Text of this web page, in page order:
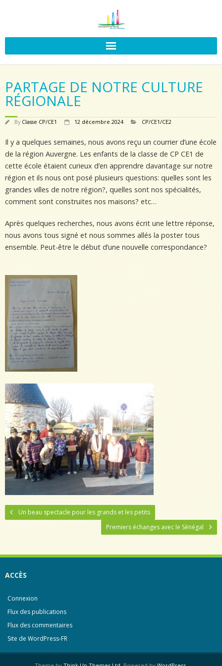
PARTAGE DE NOTRE CULTURE
RÉGIONALE
By Classe CP/CE1 12 décembre 2024 CP/CE1/CE2
Il y a quelques semaines, nous avons reçu un courrier d’une école
de la région Auvergne. Les enfants de la classe de CP CE1 de
cette école étaient curieux d’en apprendre davantage sur notre
région et ils nous ont posé plusieurs questions: quelles sont les
grandes villes de notre région?, quelles sont nos spécialités,
comment sont construites nos maisons? etc…
Après quelques recherches, nous avons écrit une lettre réponse,
nous avons tous signé et nous sommes allés la poster tous
ensemble. Peut-être le début d’une nouvelle correspondance?
Un beau spectacle pour les grands et les petits
Premiers échanges avec le Sénégal
ACCÈS
Connexion
Flux des publications
Flux des commentaires
Site de WordPress-FR